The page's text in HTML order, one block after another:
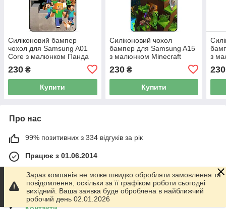
Силіконовий бампер
чохол для Samsung A01
Core з малюнком Панда
230 ₴
Купити
Силіконовий чохол
бампер для Samsung A15
з малюнком Minecraft
230₴
Купити
з
230
Про нас
99% позитивних з 334 відгуків за рік
Працює з 01.06.2014
м. Харків
График работы 10.00-17.00. Суббота - Воскресенье
выходной!, Харків, Україна
Зараз компанія не може швидко обробляти замовлення та
повідомлення, оскільки за її графіком роботи сьогодні
вихідний. Ваша заявка буде оброблена в найближчий
робочий день 02.01.2026